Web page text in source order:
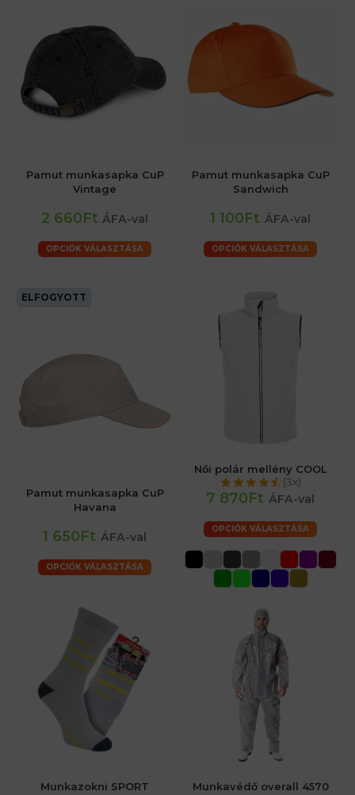
Pamut munkasapka CuP
Vintage
2 660Ft ÁFA-val
OPCIÓK VÁLASZTÁSA
Pamut munkasapka CuP
Sandwich
1 100Ft ÁFA-val
OPCIÓK VÁLASZTÁSA
ELFOGYOTT
Pamut munkasapka CuP
Havana
1 650Ft ÁFA-val
OPCIÓK VÁLASZTÁSA
Női polár mellény COOL
(3x)
7 870Ft ÁFA-val
OPCIÓK VÁLASZTÁSA
Munkazokni SPORT
Munkavédő overall 4570